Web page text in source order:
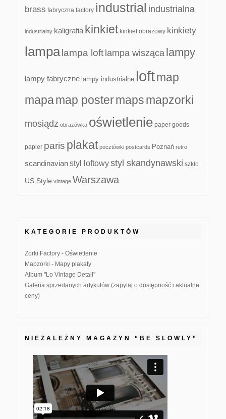
brass fabryczna factory industrial industrialna
industrialny kaligrafia kinkiet kinkiet obrazowy kinkiety
lampa lampa loft lampa wisząca lampy
lampy fabryczne lampy industrialne loftmap
mapamap postermapsmapzorki
mosiądz obrazówka oświetlenie paper goods
papier paris plakat pocztówki postcards Poznań retro
scandinavianstyl loftowystyl skandynawski szkło
US Style vintage Warszawa
KATEGORIE PRODUKTÓW
Zorki Factory - Oświetlenie
Mapzorki - Mapy plakaty
Album "Lo Vintage Detail"
Galeria sprzedanych artykułów (zapytaj o dostępność i aktualne
ceny)
NIEZALEŻNY MAGAZYN “BE SLOWLY”